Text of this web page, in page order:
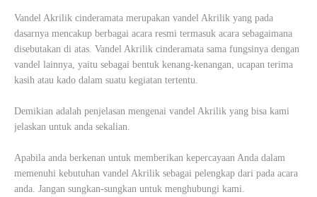
Vandel Akrilik cinderamata merupakan vandel Akrilik yang pada
dasarnya mencakup berbagai acara resmi termasuk acara sebagaimana
disebutakan di atas. Vandel Akrilik cinderamata sama fungsinya dengan
vandel lainnya, yaitu sebagai bentuk kenang-kenangan, ucapan terima
kasih atau kado dalam suatu kegiatan tertentu.
Demikian adalah penjelasan mengenai vandel Akrilik yang bisa kami
jelaskan untuk anda sekalian.
Apabila anda berkenan untuk memberikan kepercayaan Anda dalam
memenuhi kebutuhan vandel Akrilik sebagai pelengkap dari pada acara
anda. Jangan sungkan-sungkan untuk menghubungi kami.